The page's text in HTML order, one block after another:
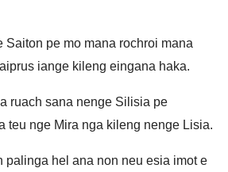
Saiton pe mo mana rochroi mana
iange kileng eingana haka.
ruach sana nenge Silisia pe
teu nge Mira nga kileng nenge Lisia.
palinga hel ana non neu esia imot e